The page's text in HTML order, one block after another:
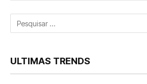
ULTIMAS TRENDS